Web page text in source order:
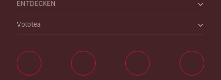
ENTDECKEN
Volotea